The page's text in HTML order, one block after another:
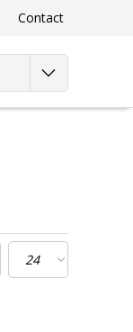
Contact
Inloggen